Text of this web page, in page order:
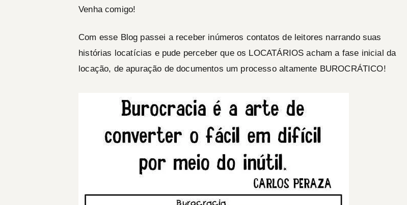
Venha comigo!
Com esse Blog passei a receber inúmeros contatos de leitores narrando suas
histórias locatícias e pude perceber que os LOCATÁRIOS acham a fase inicial da
locação, de apuração de documentos um processo altamente BUROCRÁTICO!